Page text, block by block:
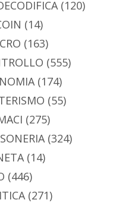
(120)
(14)
(163)
(555)
(174)
(55)
(275)
(324)
(14)
(446)
(271)